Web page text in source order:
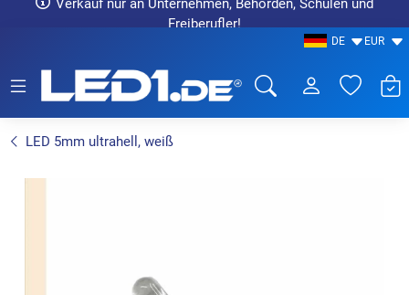
Verkauf nur an Unternehmen, Behörden, Schulen und
Freiberufler!
DE EUR
LED 5mm ultrahell, weiß